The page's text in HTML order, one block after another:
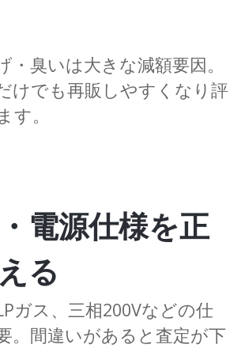
・臭いは大きな減額要因。
けでも再販しやすくなり評
す。
電源仕様を正
る
ガス、三相200Vなどの仕
。間違いがあると査定が下